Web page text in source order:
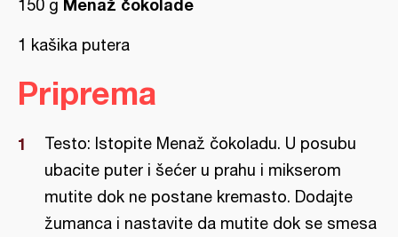
150 g Menaž čokolade
1 kašika putera
Priprema
Testo: Istopite Menaž čokoladu. U posubu
ubacite puter i šećer u prahu i mikserom
mutite dok ne postane kremasto. Dodajte
žumanca i nastavite da mutite dok se smesa